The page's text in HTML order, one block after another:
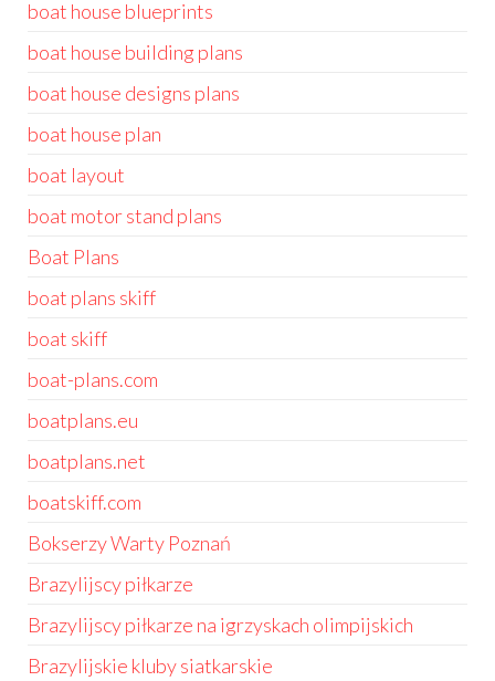
boat house blueprints
boat house building plans
boat house designs plans
boat house plan
boat layout
boat motor stand plans
Boat Plans
boat plans skiff
boat skiff
boat-plans.com
boatplans.eu
boatplans.net
boatskiff.com
Bokserzy Warty Poznań
Brazylijscy piłkarze
Brazylijscy piłkarze na igrzyskach olimpijskich
Brazylijskie kluby siatkarskie